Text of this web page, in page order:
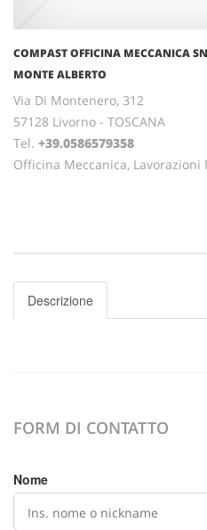
COMPAST OFFICINA MECCANICA
MONTE ALBERTO
Via Di Montenero, 312
57128 Livorno - TOSCANA
Tel. +39.0586579358
Officina Meccanica,
Descrizione
FORM DI CONTATTO
Nome